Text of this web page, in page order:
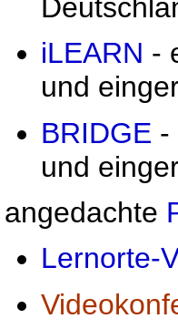
iLEARN -
und
BRIDGE -
und
angedachte
Lernorte-